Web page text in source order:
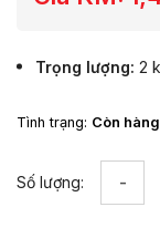
Trọng lượng 2
Tình trạng: Còn hàng
Số lượng: